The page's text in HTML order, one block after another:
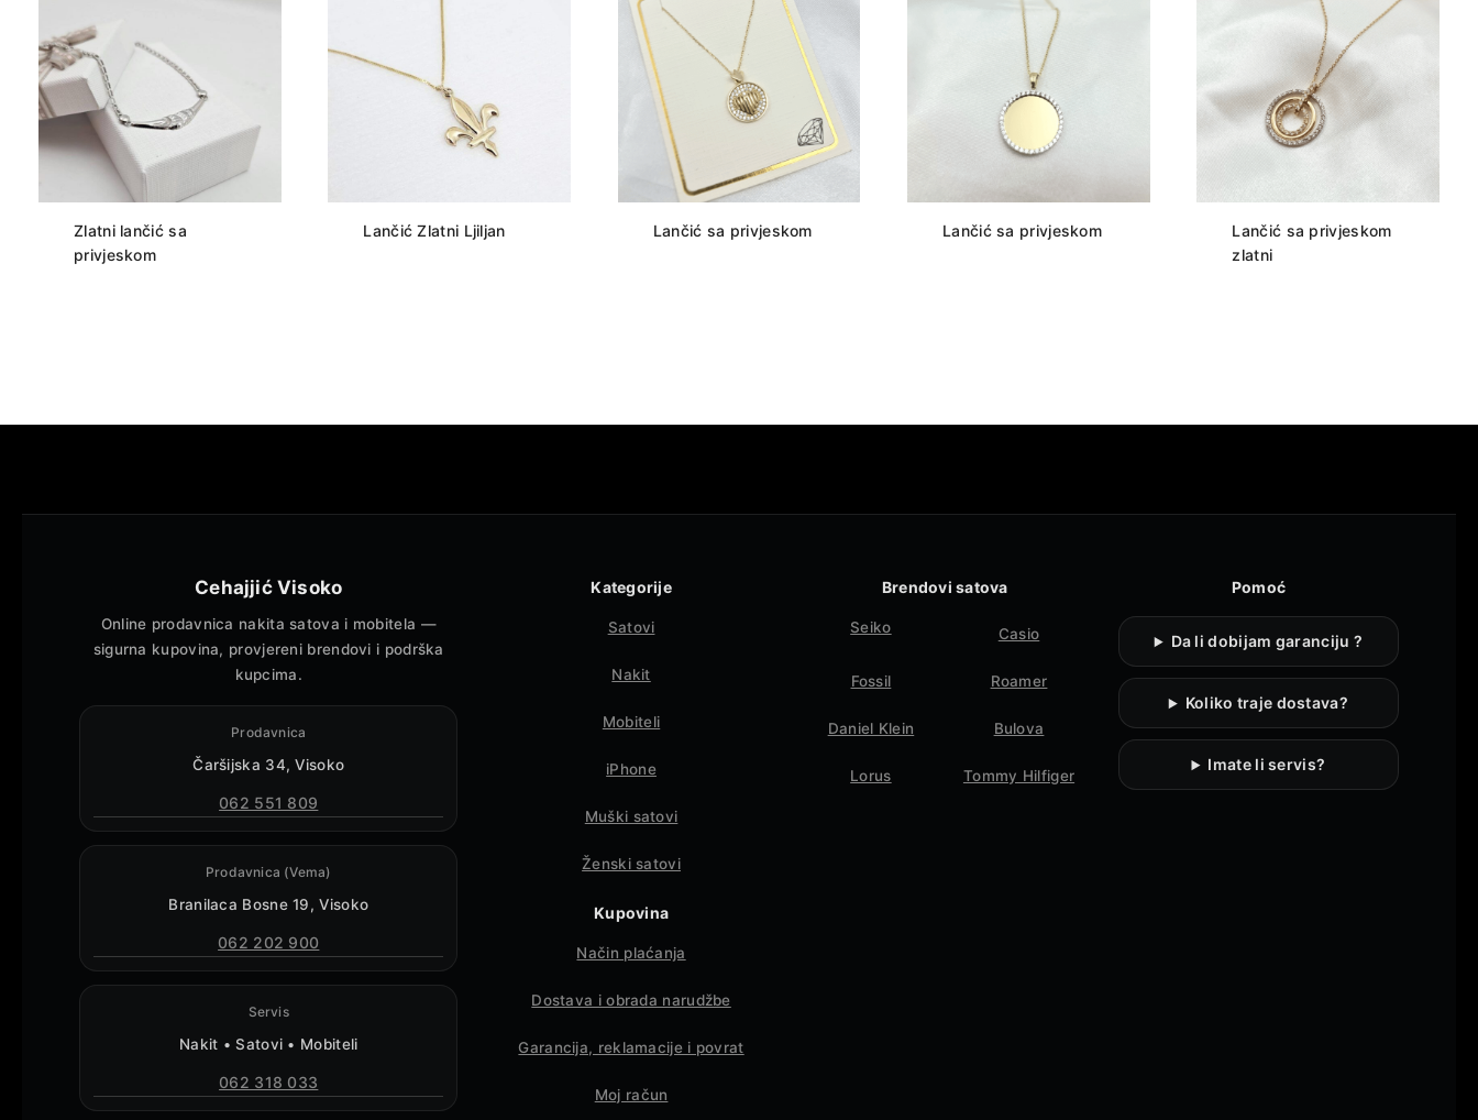
Zlatni lančić sa
privjeskom
Lančić Zlatni Ljiljan Lančić sa privjeskom Lančić sa privjeskom
Lančić sa privjeskom
zlatni
Cehajjić Visoko
Online prodavnica nakita satova i mobitela —
sigurna kupovina, provjereni brendovi i podrška
kupcima.
Prodavnica
Čaršijska 34, Visoko
062 551 809
Prodavnica (Vema)
Branilaca Bosne 19, Visoko
062 202 900
Servis
Nakit • Satovi • Mobiteli
062 318 033
Kategorije
Satovi
Nakit
Mobiteli
iPhone
Muški satovi
Ženski satovi
Kupovina
Način plaćanja
Dostava i obrada narudžbe
Garancija, reklamacije i povrat
Moj račun
Brendovi satova
Seiko Casio
Fossil Roamer
Daniel Klein Bulova
Lorus Tommy Hilfiger
Pomoć
Da li dobijam garanciju ?
Koliko traje dostava?
Imate li servis?